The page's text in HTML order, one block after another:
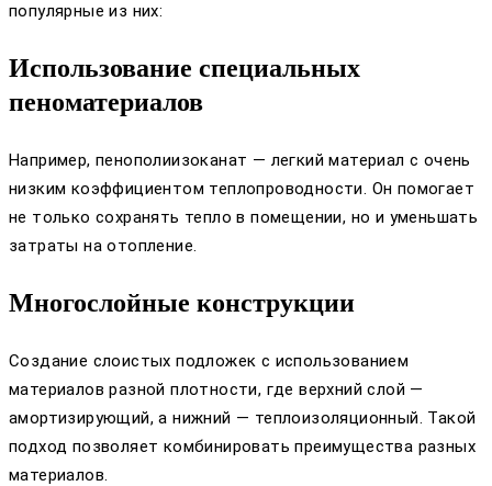
популярные из них:
Использование специальных
пеноматериалов
Например, пенополиизоканат — легкий материал с очень
низким коэффициентом теплопроводности. Он помогает
не только сохранять тепло в помещении, но и уменьшать
затраты на отопление.
Многослойные конструкции
Создание слоистых подложек с использованием
материалов разной плотности, где верхний слой —
амортизирующий, а нижний — теплоизоляционный. Такой
подход позволяет комбинировать преимущества разных
материалов.